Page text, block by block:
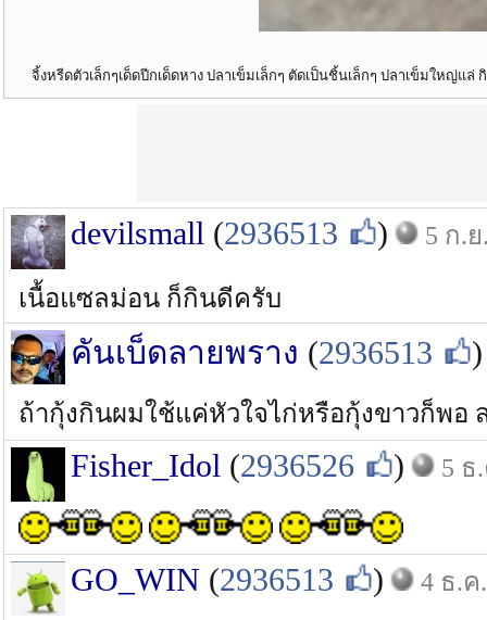
จิ้งหรีดตัวเล็กๆเด็ดปีกเด็ดหาง ปลาเข็มเล็กๆ ตัดเป็นชิ้นเล็กๆ ปลาเข็มใหญ่แล่
devilsmall (2936513 ) 5 ก.ย
เนื้อแซลม่อน ก็กินดีครับ
คันเบ็ดลายพราง (2936513 )
ถ้ากุ้งกินผมใช้แค่หัวใจไก่หรือกุ้งขาวก็พอ
Fisher_Idol (2936526 ) 5 ธ
GO_WIN (2936513 ) 4 ธ.ค